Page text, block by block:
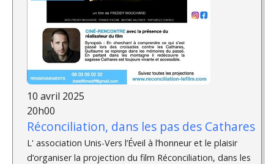
10 avril 2025
20h00
Réconciliation, dans les pas des Cathares
L' association Unis-Vers l’Éveil à l’honneur et le plaisir
d’organiser la projection du film Réconciliation, dans les